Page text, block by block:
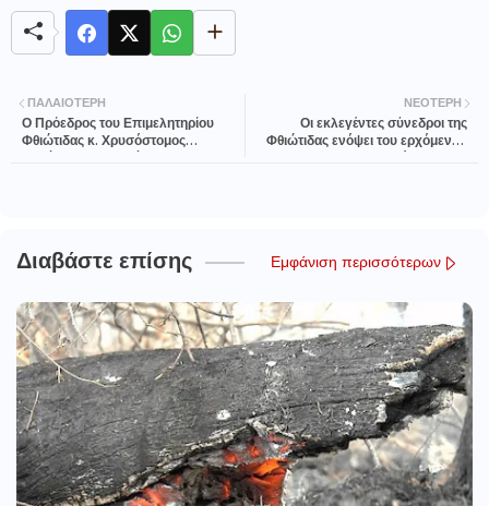
ΝΕΌΤΕΡΗ
Οι εκλεγέντες σύνεδροι της
Φθιώτιδας ενόψει του ερχόμενου
ΠΑΛΑΙΌΤΕΡΗ
Ο Πρόεδρος του Επιμελητηρίου
Φθιώτιδας κ. Χρυσόστομος
Διαβάστε επίσης Εμφάνιση περισσότερων